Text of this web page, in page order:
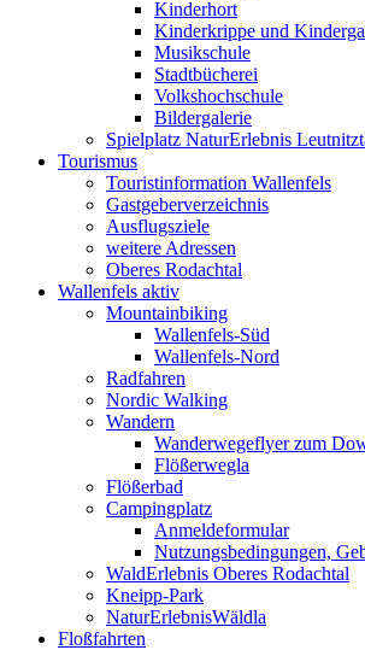
Kinderhort
Kinderkrippe und
Musikschule
Stadtbücherei
Volkshochschule
Bildergalerie
Spielplatz NaturErlebnis
Tourismus
Touristinformation Wallenfels
Gastgeberverzeichnis
Ausflugsziele
weitere Adressen
Oberes Rodachtal
Wallenfels aktiv
Mountainbiking
Wallenfels-Süd
Wallenfels-Nord
Radfahren
Nordic Walking
Wandern
Wanderwegeflyer zum
Flößerwegla
Flößerbad
Campingplatz
Anmeldeformular
Nutzungsbedingungen,
WaldErlebnis Oberes Rodachtal
Kneipp-Park
NaturErlebnisWäldla
Floßfahrten